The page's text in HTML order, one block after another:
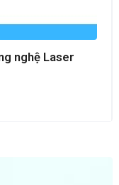
nghệ Laser